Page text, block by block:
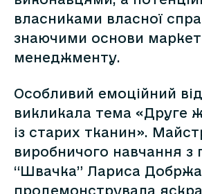
власниками власної
знаючими основи
менеджменту.
Особливий емоційний
викликала тема «Друге
із старих тканин».
виробничого навчання з
“Швачка” Лариса
продемонструвала